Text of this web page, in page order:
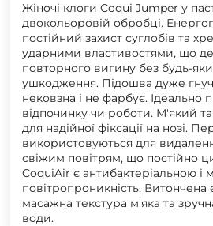
Жіночі клоги Coqui Jumper у
двокольоровій обробці.
постійний захист суглобів та
ударними властивостями, що
повторного вигину без будь-
ушкодження. Підошва дуже
нековзна і не фарбує. Ідеально
відпочинку чи роботи. М'який
для надійної фіксації на нозі.
використовуються для
свіжим повітрям, що постійно
CoquiAir є антибактеріальною і
повітропроникність. Витончена
масажна текстура м'яка та
води.